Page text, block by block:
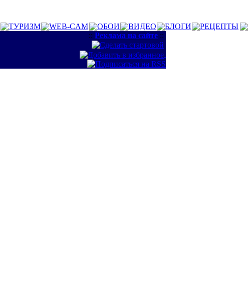
ТУРИЗМ WEB-CAM ОБОИ ВИДЕО БЛОГИ
РЕЦЕПТЫ
:: Реклама на сайте ::